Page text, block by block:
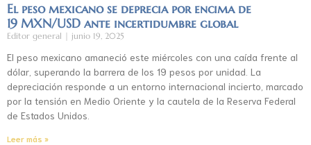
El peso mexicano se deprecia por encima de
19 MXN/USD ante incertidumbre global
Editor general junio 19, 2025
El peso mexicano amaneció este miércoles con una caída frente al
dólar, superando la barrera de los 19 pesos por unidad. La
depreciación responde a un entorno internacional incierto, marcado
por la tensión en Medio Oriente y la cautela de la Reserva Federal
de Estados Unidos.
Leer más »